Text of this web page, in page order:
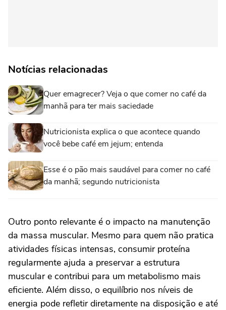
Notícias relacionadas
Quer emagrecer? Veja o que comer no café da
manhã para ter mais saciedade
Nutricionista explica o que acontece quando
você bebe café em jejum; entenda
Esse é o pão mais saudável para comer no café
da manhã; segundo nutricionista
Outro ponto relevante é o impacto na manutenção
da massa muscular. Mesmo para quem não pratica
atividades físicas intensas, consumir proteína
regularmente ajuda a preservar a estrutura
muscular e contribui para um metabolismo mais
eficiente. Além disso, o equilíbrio nos níveis de
energia pode refletir diretamente na disposição e até